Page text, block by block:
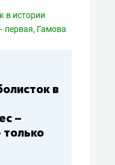
в
–
только